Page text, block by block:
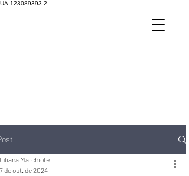
UA-123089393-2
Marchiote
de out. de 2024